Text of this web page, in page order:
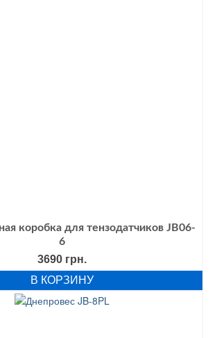
коробка для тензодатчиков JB06-
6
3690 грн.
В КОРЗИНУ